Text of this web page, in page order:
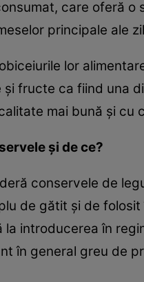
care oferă
principale ale
lor
fructe ca fiind una
mai bună şi
şi de ce?
conservele de
de gătit şi de
introducerea în
în general greu de